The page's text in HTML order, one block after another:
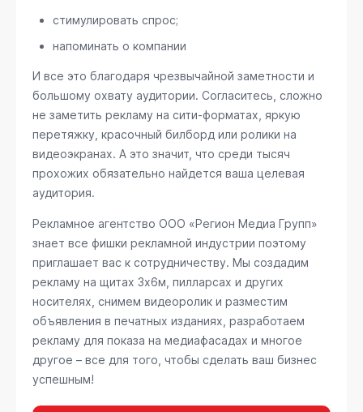
стимулировать спрос;
напоминать о компании
И все это благодаря чрезвычайной заметности и
большому охвату аудитории. Согласитесь, сложно
не заметить рекламу на сити-форматах, яркую
перетяжку, красочный билборд или ролики на
видеоэкранах. А это значит, что среди тысяч
прохожих обязательно найдется ваша целевая
аудитория.
Рекламное агентство ООО «Регион Медиа Групп»
знает все фишки рекламной индустрии поэтому
приглашает вас к сотрудничеству. Мы создадим
рекламу на щитах 3х6м, пилларсах и других
носителях, снимем видеоролик и разместим
объявления в печатных изданиях, разработаем
рекламу для показа на медиафасадах и многое
другое – все для того, чтобы сделать ваш бизнес
успешным!